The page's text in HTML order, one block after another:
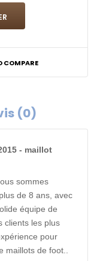
COMPARE
(0)
- maillot
sommes
de 8 ans, avec
équipe de
clients les plus
pour
maillots de foot..